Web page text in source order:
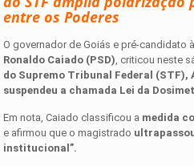
entre os Poderes
O governador de Goiás e pré-candidato
Ronaldo Caiado (PSD) , criticou neste
do Supremo Tribunal Federal (STF),
suspendeu a chamada Lei da
Em nota, Caiado classificou a medida
e afirmou que o magistrado
institucional”.